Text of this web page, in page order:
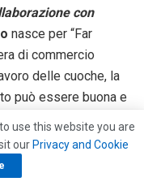
con
nasce per “Far
di commercio
delle cuoche, la
può essere buona e
ingrediente
cuoche e l’uso
use this website you are
our Privacy and Cookie